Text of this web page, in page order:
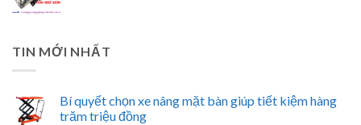
TIN MỚI NHẤT
Bí quyết chọn xe nâng mặt bàn giúp tiết kiệm hàng
trăm triệu đồng